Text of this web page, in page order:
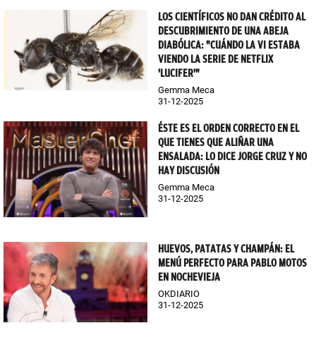
LOS CIENTÍFICOS NO DAN CRÉDITO AL
DESCUBRIMIENTO DE UNA ABEJA
DIABÓLICA: "CUÁNDO LA VI ESTABA
VIENDO LA SERIE DE NETFLIX
'LUCIFER'"
Gemma Meca
31-12-2025
ÉSTE ES EL ORDEN CORRECTO EN EL
QUE TIENES QUE ALIÑAR UNA
ENSALADA: LO DICE JORGE CRUZ Y NO
HAY DISCUSIÓN
Gemma Meca
31-12-2025
HUEVOS, PATATAS Y CHAMPÁN: EL
MENÚ PERFECTO PARA PABLO MOTOS
EN NOCHEVIEJA
OKDIARIO
31-12-2025